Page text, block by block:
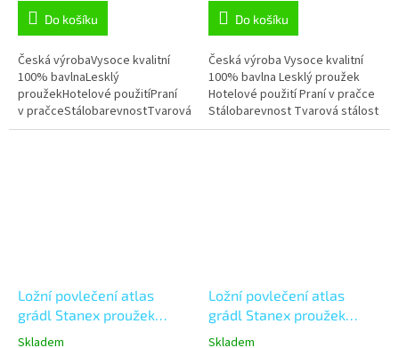
Do košíku
Česká výrobaVysoce kvalitní
100% bavlnaLesklý
proužekHotelové použitíPraní
v pračceStálobarevnostTvarová
stálostMožnost úpravy na míru
Do košíku
Česká výroba Vysoce kvalitní
100% bavlna Lesklý proužek
Hotelové použití Praní v pračce
Stálobarevnost Tvarová stálost
Možnost úpravy na míru
Ložní povlečení atlas
grádl Stanex proužek
světle šedý (LS906), šedá
Skladem
Ložní povlečení atlas
grádl Stanex proužek
světle zelený (LS904),
Skladem